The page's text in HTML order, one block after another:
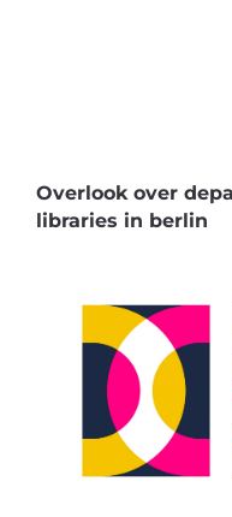
Overlook over
libraries in berlin